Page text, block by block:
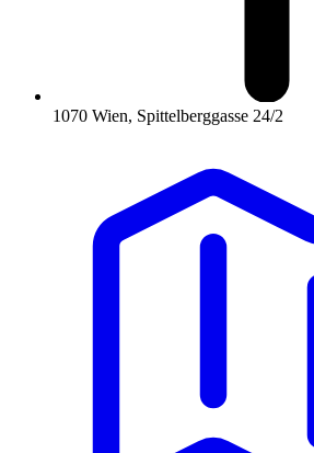
1070 Wien, Spittelberggasse 24/2